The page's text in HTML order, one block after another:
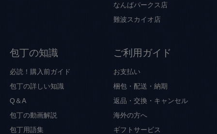
なんばパークス店
難波スカイオ店
包丁の知識
必読！購入前ガイド
包丁の詳しい知識
Q＆A
包丁の動画解説
包丁用語集
ご利用ガイド
お支払い
梱包・配送・納期
返品・交換・キャンセル
海外の方へ
ギフトサービス